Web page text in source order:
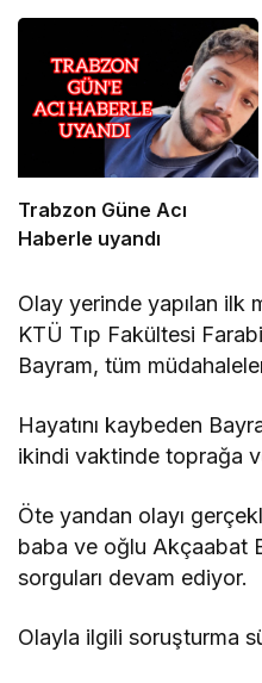
Trabzon Güne Acı
Haberle uyandı
Olay yerinde yapılan ilk
KTÜ Tıp Fakültesi
Bayram, tüm
Hayatını kaybeden
ikindi vaktinde toprağa
Öte yandan olayı
baba ve oğlu Akçaabat
sorguları devam ediyor.
Olayla ilgili soruşturma